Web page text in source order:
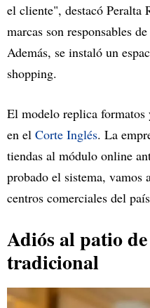
el cliente", destacó Peralta
marcas son responsables
Además, se instaló un
shopping.
El modelo replica formatos
en el Corte Inglés. La
tiendas al módulo online
probado el sistema, vamos
centros comerciales del
Adiós al patio
tradicional